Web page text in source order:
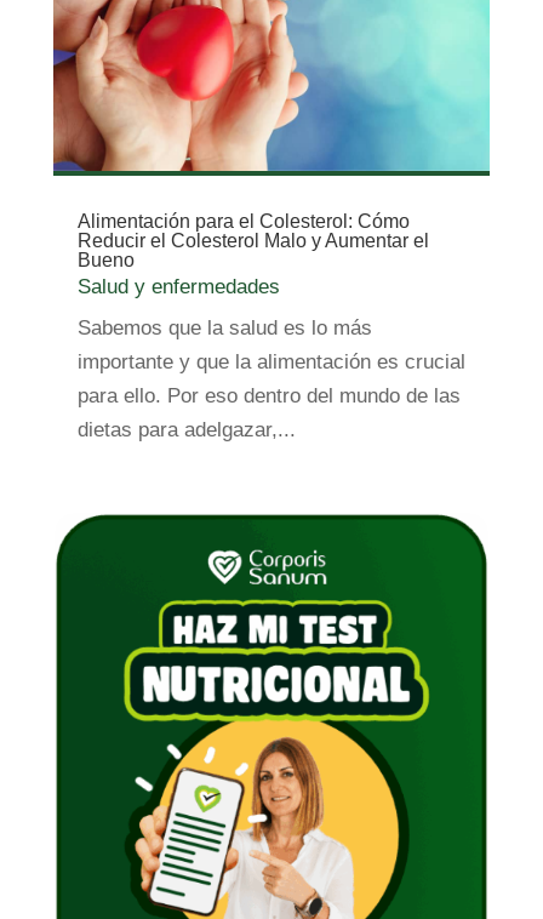
Alimentación para el Colesterol: Cómo
Reducir el Colesterol Malo y Aumentar el
Bueno
Salud y enfermedades
Sabemos que la salud es lo más
importante y que la alimentación es crucial
para ello. Por eso dentro del mundo de las
dietas para adelgazar,...